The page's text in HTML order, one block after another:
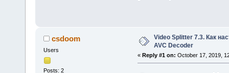
csdoom
Users
Posts: 2
Video Splitter 7.3. Как
AVC Decoder
« Reply #1 on: October 17, 2019,